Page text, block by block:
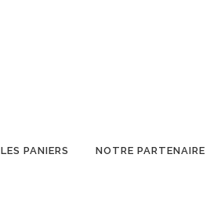
LES PANIERS NOTRE PARTENAIRE